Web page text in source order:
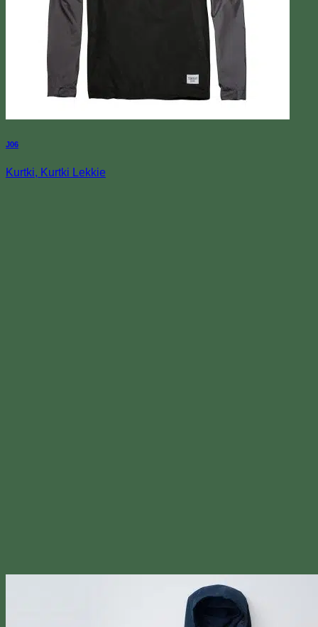
J06
Kurtki, Kurtki Lekkie